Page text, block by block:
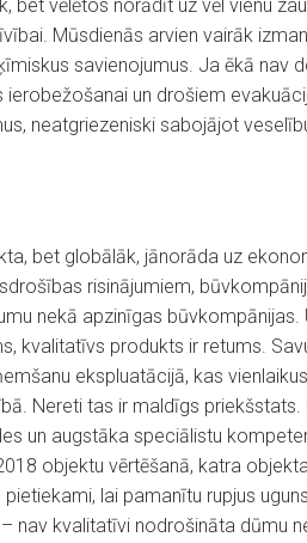
bet vēlētos norādīt uz vēl vienu
Mūsdienās arvien vairāk
savienojumus. Ja ēkā nav
un drošiem
neatgriezeniski sabojājot
bet globālāk, jānorāda uz
risinājumiem,
nekā apzinīgas būvkompānijas.
kvalitatīvs produkts ir retums.
ekspluatācijā, kas
Nereti tas ir maldīgs priekšstats.
un augstāka speciālistu
objektu vērtēšanā, katra
lai pamanītu rupjus
nav kvalitatīvi nodrošināta dūmu